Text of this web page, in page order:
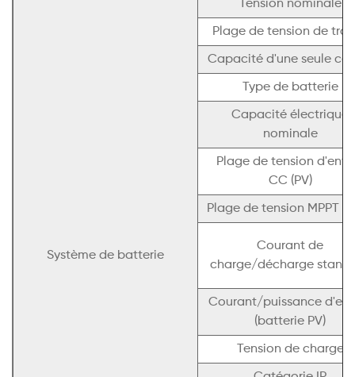
Système de batterie
Tension nominale
Plage de tension de
Capacité d'une seule
Type de batterie
Capacité électrique
nominale
Plage de tension
CC (PV)
Plage de tension MPPT
Courant de
charge/décharge
Courant/puissance
(batterie PV)
Tension de charge